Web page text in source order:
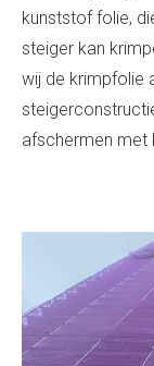
kunststof folie,
steiger kan
wij de krimpfolie
afschermen met